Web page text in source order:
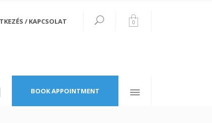
York, W2 3XE
BOOK APPOINTMENT
/ KAPCSOLAT 0